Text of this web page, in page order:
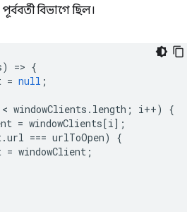
বিভাগে ছিল।
) => {
= null ;
< windowClients . length ; i++)
{
= windowClients[i];
.url === urlToOpen)
{
= windowClient ;